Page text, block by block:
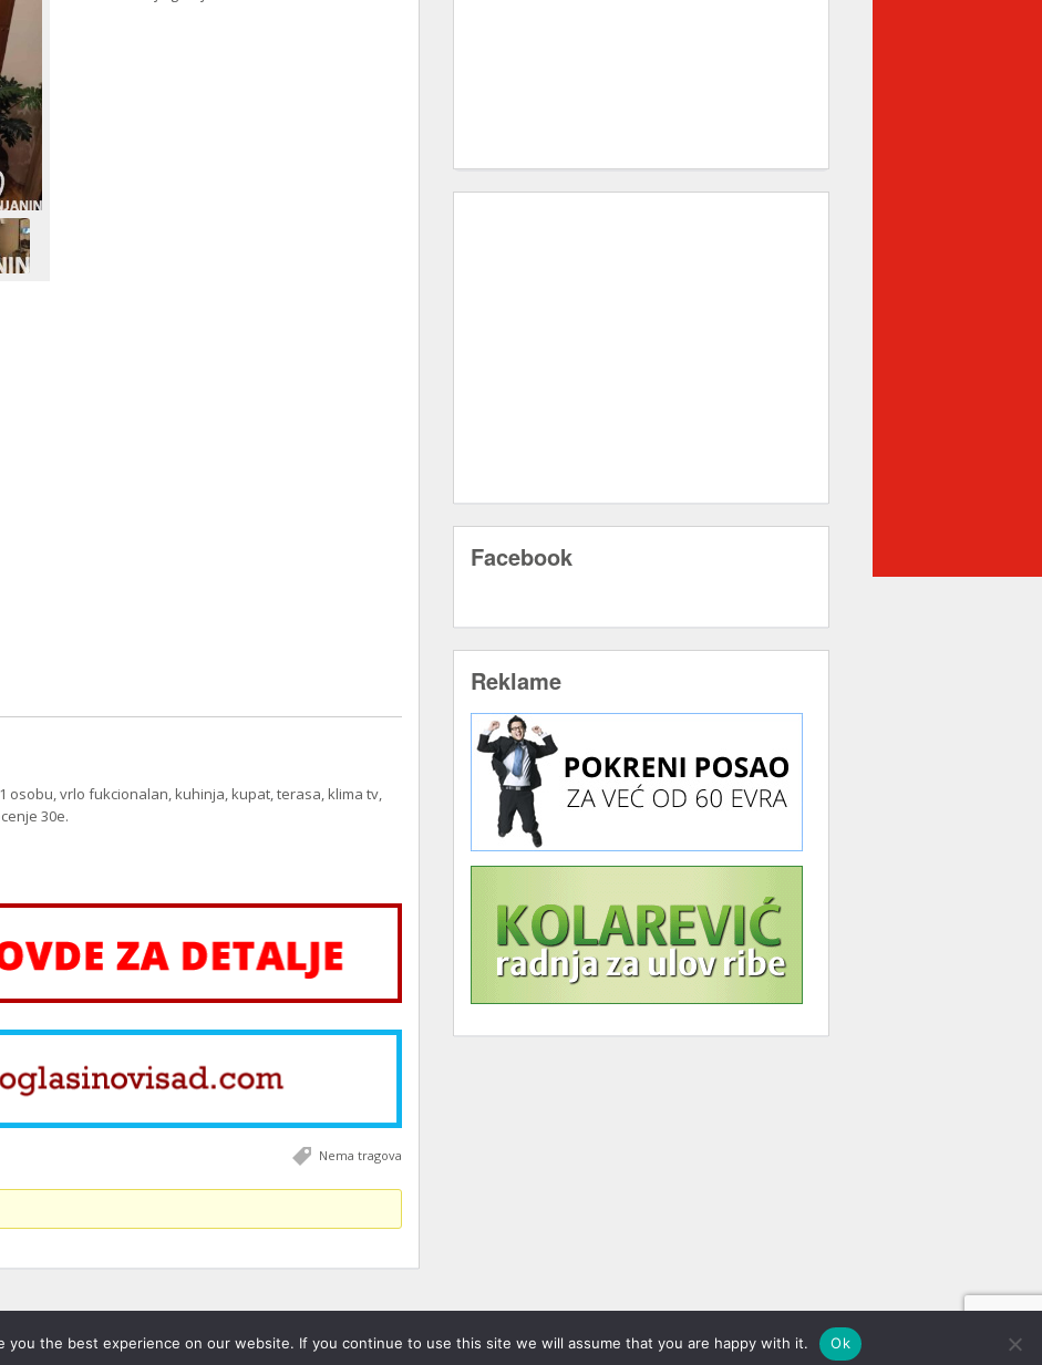
osobu, vrlo fukcionalan, kuhinja, kupat, terasa, klima tv,
30e.
Nema tragova
Facebook
Reklame
zadržana. Dobrodošli, gost![Registracija |Prijava
you the best experience on our website. If you continue to use this site we will assume that you are happy with it. Ok